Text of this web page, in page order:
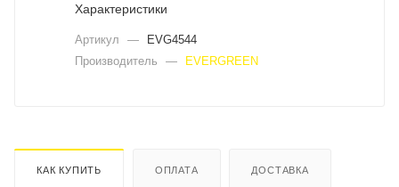
Характеристики
Артикул —
EVG4544
Производитель
— EVERGREEN
КАК КУПИТЬ ОПЛАТА ДОСТАВКА